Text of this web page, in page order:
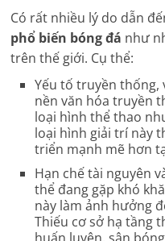
Có rất nhiều lý do dẫn
phổ biến bóng đá như
trên thế giới. Cụ thể:
Yếu tố truyền thống,
nền văn hóa truyền
loại hình thể thao
loại hình giải trí này
triển mạnh mẽ hơn
Hạn chế tài nguyên
thể đang gặp khó
này làm ảnh hưởng
Thiếu cơ sở hạ tầng